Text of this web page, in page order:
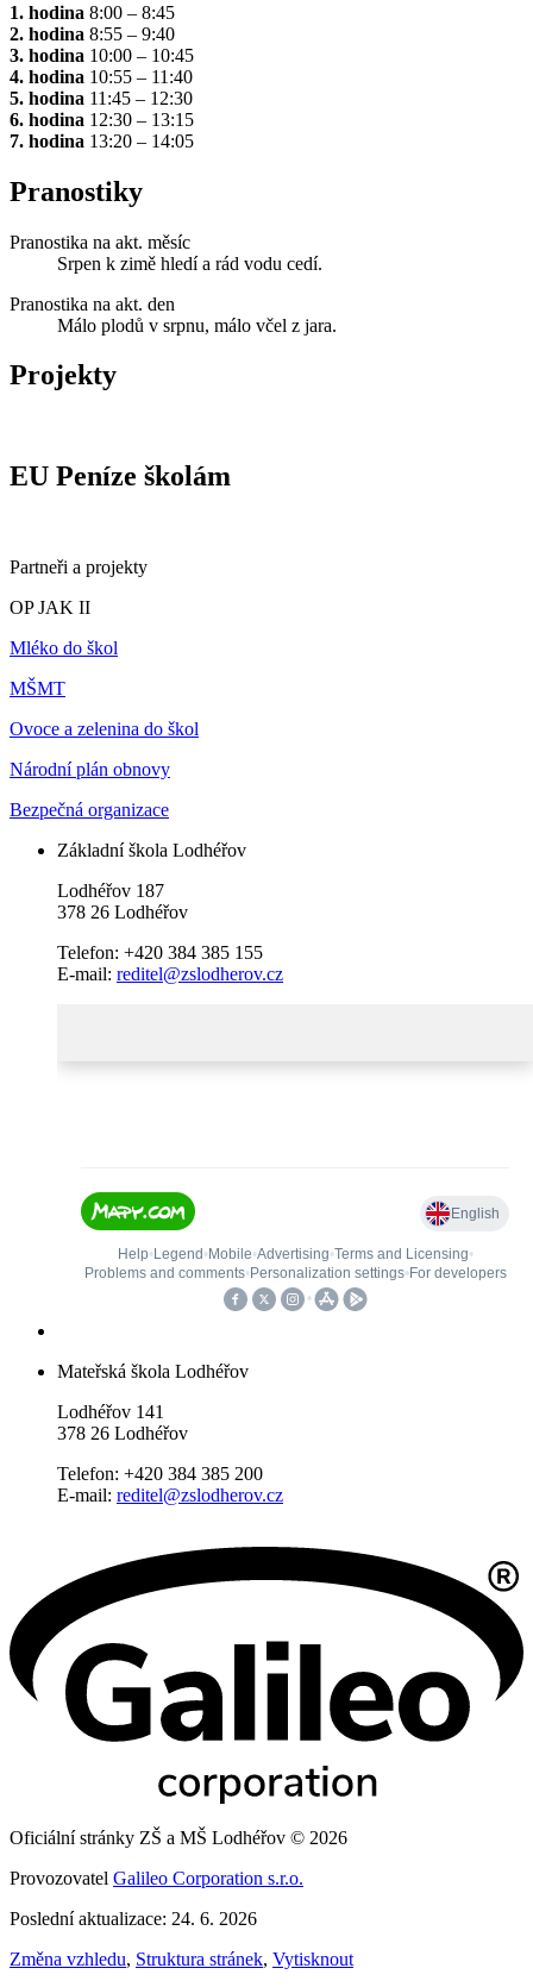
1. hodina 8:00 – 8:45
2. hodina 8:55 – 9:40
3. hodina 10:00 – 10:45
4. hodina 10:55 – 11:40
5. hodina 11:45 – 12:30
6. hodina 12:30 – 13:15
7. hodina 13:20 – 14:05
Pranostiky
Pranostika na akt. měsíc
Srpen k zimě hledí a rád vodu cedí.
Pranostika na akt. den
Málo plodů v srpnu, málo včel z jara.
Projekty
EU Peníze školám
Partneři a projekty
OP JAK II
Mléko do škol
MŠMT
Ovoce a zelenina do škol
Národní plán obnovy
Bezpečná organizace
Základní škola Lodhéřov
Lodhéřov 187
378 26 Lodhéřov
Telefon: +420 384 385 155
E-mail: reditel@zslodherov.cz
Mateřská škola Lodhéřov
Lodhéřov 141
378 26 Lodhéřov
Telefon: +420 384 385 200
E-mail: reditel@zslodherov.cz
Oficiální stránky ZŠ a MŠ Lodhéřov © 2026
Provozovatel Galileo Corporation s.r.o.
Poslední aktualizace: 24. 6. 2026
Změna vzhledu, Struktura stránek, Vytisknout